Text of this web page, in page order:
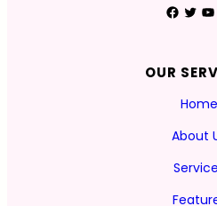
Facebook Twitter YouTube
OUR
Home
About